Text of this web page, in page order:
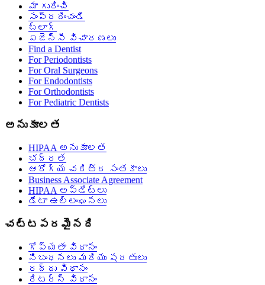
మా గురించి
సంప్రదించండి
బ్లాగ్
ఏజెన్సీ విచారణలు
Find a Dentist
For Periodontists
For Oral Surgeons
For Endodontists
For Orthodontists
For Pediatric Dentists
అనుకూలత
HIPAA అనుకూలత
భద్రత
ఆరోగ్య చరిత్ర సంతకాలు
Business Associate Agreement
HIPAA అప్‌డేట్‌లు
డేటా ఉల్లంఘనలు
చట్టపరమైనది
గోప్యతా విధానం
నిబంధనలు మరియు షరతులు
రద్దు విధానం
రిటర్న్ విధానం